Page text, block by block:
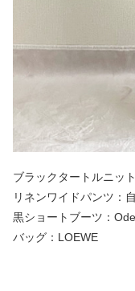
ブラックタートルニッ
リネンワイドパンツ：
黒ショートブーツ：
バッグ：LOEWE